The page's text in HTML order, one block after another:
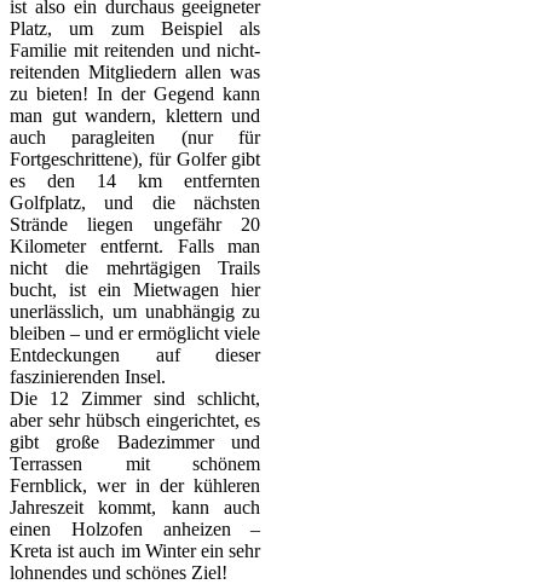
ist also ein durchaus geeigneter
Platz, um zum Beispiel als
Familie mit reitenden und nicht-
reitenden Mitgliedern allen was
zu bieten! In der Gegend kann
man gut wandern, klettern und
auch paragleiten (nur für
Fortgeschrittene), für Golfer gibt
es den 14 km entfernten
Golfplatz, und die nächsten
Strände liegen ungefähr 20
Kilometer entfernt. Falls man
nicht die mehrtägigen Trails
bucht, ist ein Mietwagen hier
unerlässlich, um unabhängig zu
bleiben – und er ermöglicht viele
Entdeckungen auf dieser
faszinierenden Insel.
Die 12 Zimmer sind schlicht,
aber sehr hübsch eingerichtet, es
gibt große Badezimmer und
Terrassen mit schönem
Fernblick, wer in der kühleren
Jahreszeit kommt, kann auch
einen Holzofen anheizen –
Kreta ist auch im Winter ein sehr
lohnendes und schönes Ziel!